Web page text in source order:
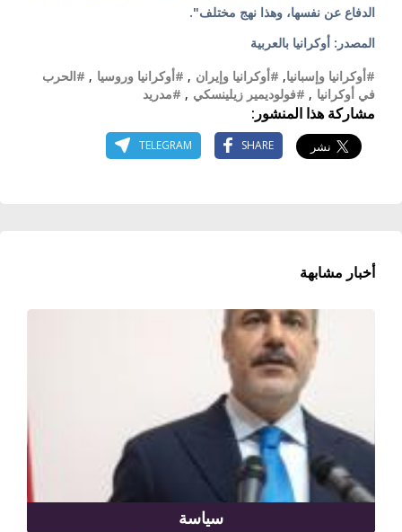
الدفاع عن نفسها، وهذا نهج مختلف".
المصدر: أوكرانيا بالعربية
#أوكرانيا وإسبانيا, #أوكرانيا وإيران , #أوكرانيا وروسيا , #الحرب
في أوكرانيا , #فولوديمير زيلينسكي , #مدريد
مشاركة هذا المنشور:
SHARE
TELEGRAM
أخبار مشابهة
سياسة